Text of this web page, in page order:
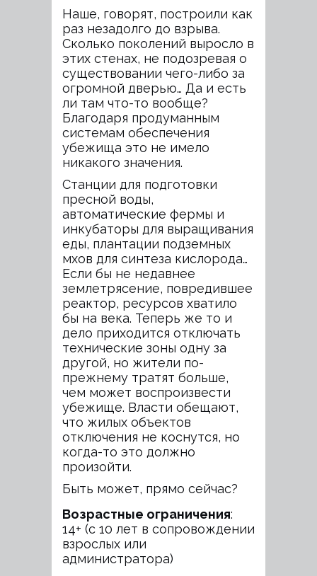
Наше, говорят, построили как
раз незадолго до взрыва.
Сколько поколений выросло в
этих стенах, не подозревая о
существовании чего-либо за
огромной дверью… Да и есть
ли там что-то вообще?
Благодаря продуманным
системам обеспечения
убежища это не имело
никакого значения.
Станции для подготовки
пресной воды,
автоматические фермы и
инкубаторы для выращивания
еды, плантации подземных
мхов для синтеза кислорода…
Если бы не недавнее
землетрясение, повредившее
реактор, ресурсов хватило
бы на века. Теперь же то и
дело приходится отключать
технические зоны одну за
другой, но жители по-
прежнему тратят больше,
чем может воспроизвести
убежище. Власти обещают,
что жилых объектов
отключения не коснутся, но
когда-то это должно
произойти.
Быть может, прямо сейчас?
Возрастные ограничения:
14+ (с 10 лет в сопровождении
взрослых или
администратора)